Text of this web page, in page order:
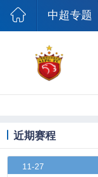
澳超球队
中超专题
近期赛程
11-27